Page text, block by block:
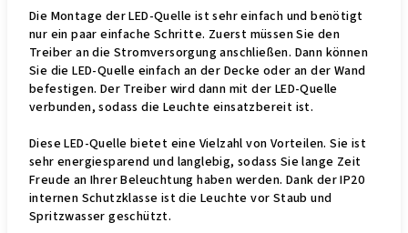
Die Montage der LED-Quelle ist sehr einfach und benötigt
nur ein paar einfache Schritte. Zuerst müssen Sie den
Treiber an die Stromversorgung anschließen. Dann können
Sie die LED-Quelle einfach an der Decke oder an der Wand
befestigen. Der Treiber wird dann mit der LED-Quelle
verbunden, sodass die Leuchte einsatzbereit ist.
Diese LED-Quelle bietet eine Vielzahl von Vorteilen. Sie ist
sehr energiesparend und langlebig, sodass Sie lange Zeit
Freude an Ihrer Beleuchtung haben werden. Dank der IP20
internen Schutzklasse ist die Leuchte vor Staub und
Spritzwasser geschützt.